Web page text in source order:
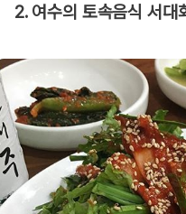
2. 여수의 토속음식 서대